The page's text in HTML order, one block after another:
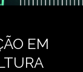
EM